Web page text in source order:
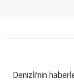
Denizli'nin